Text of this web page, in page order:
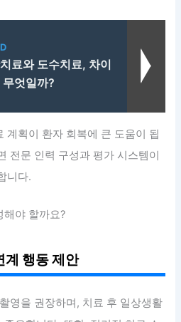
료와 도수치료, 차이
무엇일까?
계획이 환자 회복에 큰 도움이 됩
전문 인력 구성과 평가 시스템이
니다.
해야 할까요?
계 행동 제안
영을 권장하며, 치료 후 일상생활